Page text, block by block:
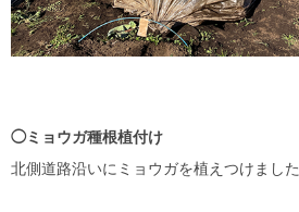
◯ミョウガ種根植付け
北側道路沿いにミョウガを植えつけました